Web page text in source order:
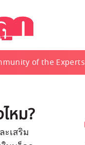
of the Experts
หม?
ะเสริม